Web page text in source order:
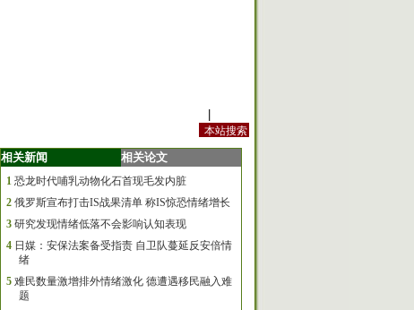
相关新闻 相关论文
1 恐龙时代哺乳动物化石首现毛发内脏
2 俄罗斯宣布打击IS战果清单 称IS惊恐情绪增长
3 研究发现情绪低落不会影响认知表现
4 日媒：安保法案备受指责 自卫队蔓延反安倍情
绪
5 难民数量激增排外情绪激化 德遭遇移民融入难
题